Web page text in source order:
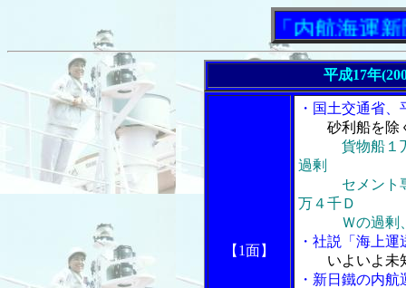
「内航海運新聞」
平成17年
【1面】
・国土交通省
砂利船を除
貨物船１
過剰
セメント専
万４千Ｄ
Ｗの過剰、
・社説「海上
いよいよ未
・新日鐵の内